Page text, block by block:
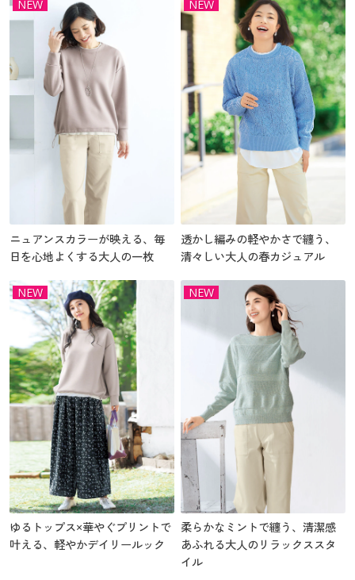
NEW
ニュアンスカラーが映える、毎
日を心地よくする大人の一枚
NEW
透かし編みの軽やかさで纏う、
清々しい大人の春カジュアル
NEW
ゆるトップス×華やぐプリントで
叶える、軽やかデイリールック
NEW
柔らかなミントで纏う、清潔感
あふれる大人のリラックススタ
イル